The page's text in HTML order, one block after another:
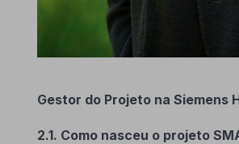
Gestor do Projeto na Siemens
2.1. Como nasceu o projeto